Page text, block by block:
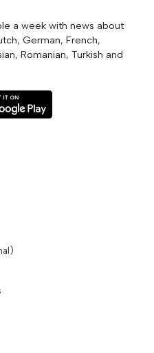
a week with news about
German, French,
Romanian, Turkish and